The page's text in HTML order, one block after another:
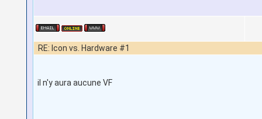
RE: Icon vs. Hardware #1
il n'y aura aucune VF